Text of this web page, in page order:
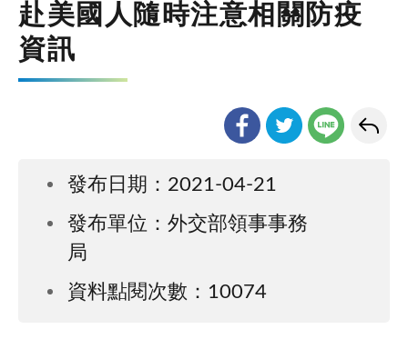
赴美國人隨時注意相關防疫
資訊
發布日期：2021-04-21
發布單位：外交部領事事務
局
資料點閱次數：10074